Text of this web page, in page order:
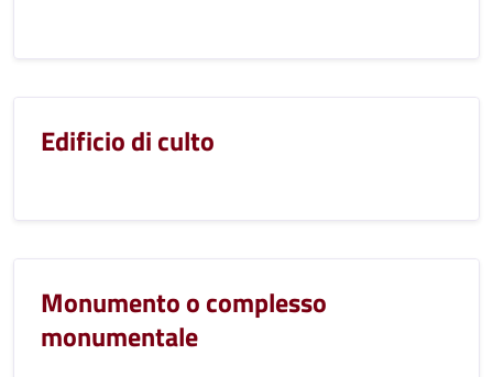
Edificio di culto
Monumento o complesso
monumentale